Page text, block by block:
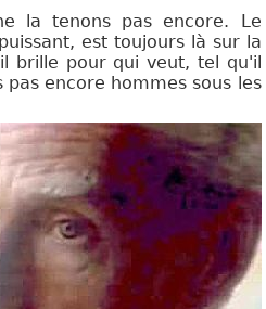
la tenons pas encore. Le
est toujours là sur la
brille pour qui veut, tel qu'il
encore hommes sous les